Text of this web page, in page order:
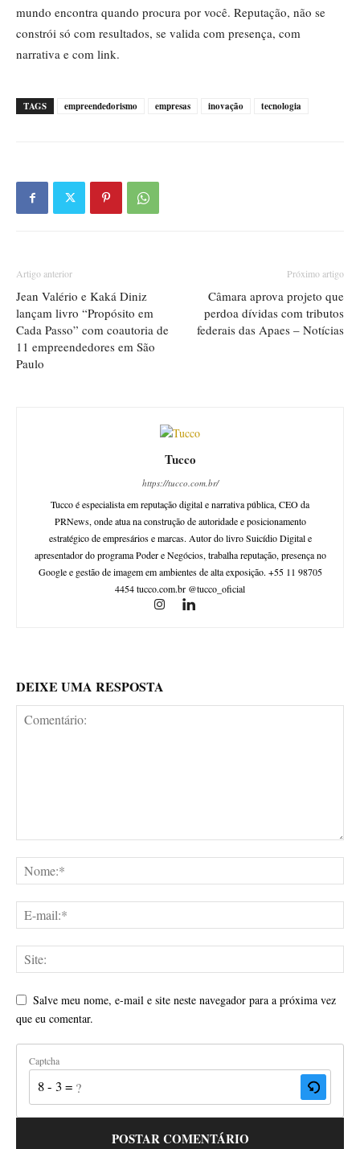
mundo encontra quando procura por você. Reputação, não se
constrói só com resultados, se valida com presença, com
narrativa e com link.
TAGS empreendedorismo empresas inovação tecnologia
Artigo anterior
Jean Valério e Kaká Diniz
lançam livro “Propósito em
Cada Passo” com coautoria de
11 empreendedores em São
Paulo
Próximo artigo
Câmara aprova projeto que
perdoa dívidas com tributos
federais das Apaes – Notícias
Tucco
https://tucco.com.br/
Tucco é especialista em reputação digital e narrativa pública, CEO da
PRNews, onde atua na construção de autoridade e posicionamento
estratégico de empresários e marcas. Autor do livro Suicídio Digital e
apresentador do programa Poder e Negócios, trabalha reputação, presença no
Google e gestão de imagem em ambientes de alta exposição. +55 11 98705
4454 tucco.com.br @tucco_oficial
DEIXE UMA RESPOSTA
Salve meu nome, e-mail e site neste navegador para a próxima vez
que eu comentar.
Captcha
8 - 3 = ?